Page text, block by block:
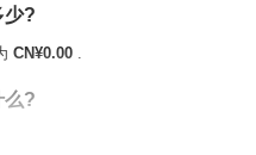
少?
CN¥0.00 .
么?